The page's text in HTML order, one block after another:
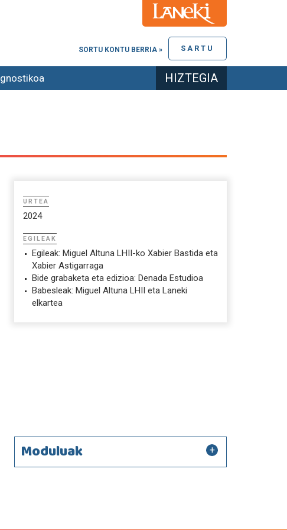
SARTU
SORTU KONTU BERRIA »
HIZTEGIA
URTEA
2024
EGILEAK
Egileak: Miguel Altuna LHII-ko Xabier Bastida eta
Xabier Astigarraga
Bide grabaketa eta edizioa: Denada Estudioa
Babesleak: Miguel Altuna LHII eta Laneki
elkartea
Moduluak